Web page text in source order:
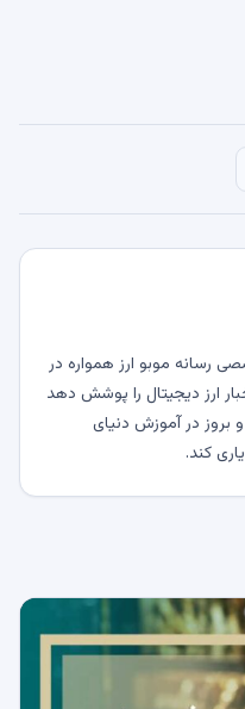
رسانه موبو ارز همواره در
ارز دیجیتال را پوشش دهد
بروز در آموزش دنیای
کند.